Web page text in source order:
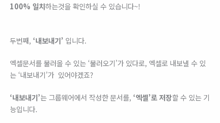
100% 일치하는것을 확인하실 수 있습니다~!
두번째, ‘내보내기’ 입니다.
엑셀문서를 불러올 수 있는 ‘불러오기’가 있다로, 엑셀로 내보낼 수 있
는 ‘내보내기’가 있어야겠죠?
‘내보내기’는 그룹웨어에서 작성한 문서를, ‘엑셀’로 저장할 수 있는 기
능입니다.